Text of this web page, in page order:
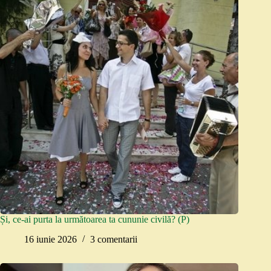
Și, ce-ai purta la următoarea ta cununie civilă? (P)
16 iunie 2026
3 comentarii